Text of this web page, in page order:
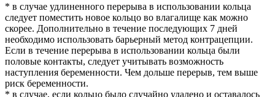
* в случае удлиненного перерыва в использовании кольца
следует поместить новое кольцо во влагалище как можно
скорее. Дополнительно в течение последующих 7 дней
необходимо использовать барьерный метод контрацепции.
Если в течение перерыва в использовании кольца были
половые контакты, следует учитывать возможность
наступления беременности. Чем дольше перерыв, тем выше
риск беременности.
* в случае, если кольцо было случайно удалено и оставалось